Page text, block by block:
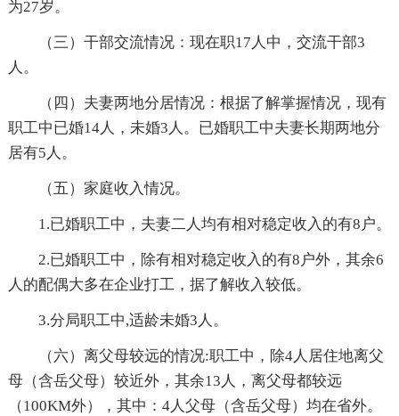
为27岁。
（三）干部交流情况：现在职17人中，交流干部3
人。
（四）夫妻两地分居情况：根据了解掌握情况，现有
职工中已婚14人，未婚3人。已婚职工中夫妻长期两地分
居有5人。
（五）家庭收入情况。
1.已婚职工中，夫妻二人均有相对稳定收入的有8户。
2.已婚职工中，除有相对稳定收入的有8户外，其余6
人的配偶大多在企业打工，据了解收入较低。
3.分局职工中,适龄未婚3人。
（六）离父母较远的情况:职工中，除4人居住地离父
母（含岳父母）较近外，其余13人，离父母都较远
（100KM外），其中：4人父母（含岳父母）均在省外。